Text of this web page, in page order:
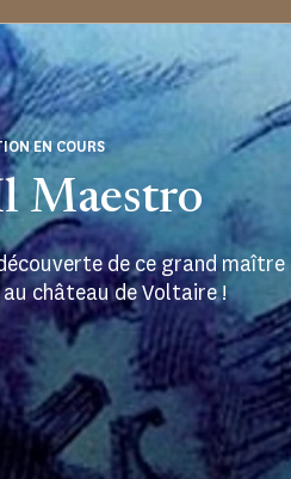
Maestro
EN COURS
de ce grand maître
château de Voltaire !